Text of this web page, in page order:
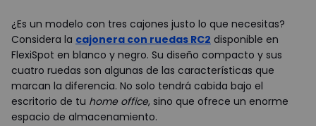
¿Es un modelo con tres cajones justo lo que necesitas?
Considera la cajonera con ruedas RC2 disponible en
FlexiSpot en blanco y negro. Su diseño compacto y sus
cuatro ruedas son algunas de las características que
marcan la diferencia. No solo tendrá cabida bajo el
escritorio de tu home office, sino que ofrece un enorme
espacio de almacenamiento.